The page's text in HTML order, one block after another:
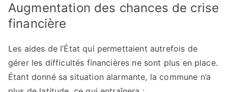
Augmentation des chances de crise
financière
Les aides de l’État qui permettaient autrefois de
gérer les difficultés financières ne sont plus en place.
Étant donné sa situation alarmante, la commune n’a